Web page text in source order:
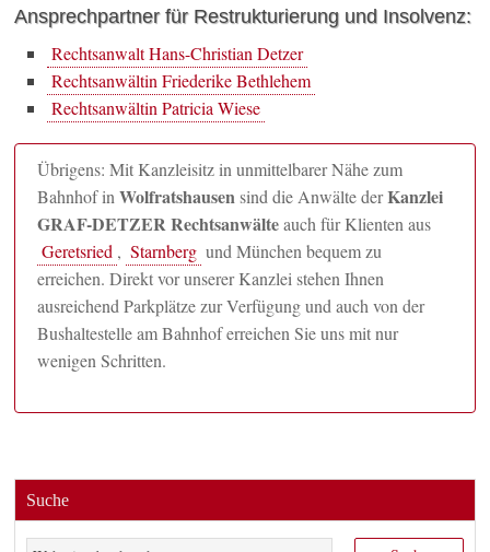
Ansprechpartner für Restrukturierung und Insolvenz:
Rechtsanwalt Hans-Christian Detzer
Rechtsanwältin Friederike Bethlehem
Rechtsanwältin Patricia Wiese
Übrigens: Mit Kanzleisitz in unmittelbarer Nähe zum
Bahnhof inWolfratshausensind die Anwälte derKanzlei
GRAF-DETZER Rechtsanwälteauch für Klienten aus
Geretsried , Starnberg und München bequem zu
erreichen. Direkt vor unserer Kanzlei stehen Ihnen
ausreichend Parkplätze zur Verfügung und auch von der
Bushaltestelle am Bahnhof erreichen Sie uns mit nur
wenigen Schritten.
Suche